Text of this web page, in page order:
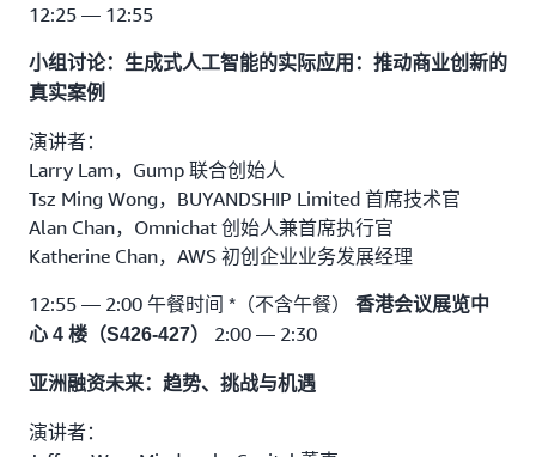
12:25 — 12:55
小组讨论：生成式人工智能的实际应用：推动商业创新的
真实案例
演讲者：
Larry Lam，Gump 联合创始人
Tsz Ming Wong，BUYANDSHIP Limited 首席技术官
Alan Chan，Omnichat 创始人兼首席执行官
Katherine Chan，AWS 初创企业业务发展经理
12:55 — 2:00 午餐时间 *（不含午餐） 香港会议展览中
心 4 楼（S426-427）
2:00 — 2:30
亚洲融资未来：趋势、挑战与机遇
演讲者：